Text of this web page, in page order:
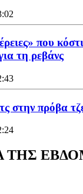
που
τη ρεβάνς
στην πρόβα
ΤΗΣ